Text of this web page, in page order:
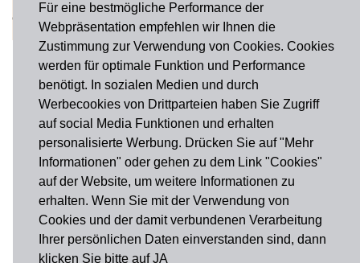
Für eine bestmögliche Performance der
Webpräsentation empfehlen wir Ihnen die
Zustimmung zur Verwendung von Cookies. Cookies
werden für optimale Funktion und Performance
benötigt. In sozialen Medien und durch
Werbecookies von Drittparteien haben Sie Zugriff
auf social Media Funktionen und erhalten
personalisierte Werbung. Drücken Sie auf "Mehr
Informationen" oder gehen zu dem Link "Cookies"
auf der Website, um weitere Informationen zu
erhalten. Wenn Sie mit der Verwendung von
Cookies und der damit verbundenen Verarbeitung
Ihrer persönlichen Daten einverstanden sind, dann
klicken Sie bitte auf JA
Copyright © 2026 Haus der Manufakturen. Alle rechte vorbehalten